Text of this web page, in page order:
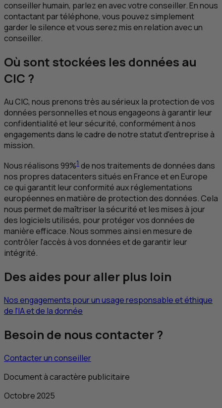
conseiller humain, parlez en avec votre conseiller. En nous
contactant par téléphone, vous pouvez simplement
garder le silence et vous serez mis en relation avec un
conseiller.
Où sont stockées les données au
CIC ?
AuCIC, nous prenons très au sérieux la protection de vos
données personnelles et nous engageons à garantir leur
confidentialité et leur sécurité, conformément à nos
engagements dans le cadre de notre statut d'entreprise à
mission.
Nous réalisons 99%1 de nos traitements de données dans
nos propres datacenters situés en France et en Europe
ce qui garantit leur conformité aux réglementations
européennes en matière de protection des données. Cela
nous permet de maîtriser la sécurité et les mises à jour
des logiciels utilisés, pour protéger vos données de
manière efficace. Nous sommes ainsi en mesure de
contrôler l'accès à vos données et de garantir leur
intégrité.
Des aides pour aller plus loin
Nos engagements pour un usage responsable et éthique
de l'IAet de la donnée
Besoin de nous contacter ?
Contacter un conseiller
Document à caractère publicitaire
Octobre 2025